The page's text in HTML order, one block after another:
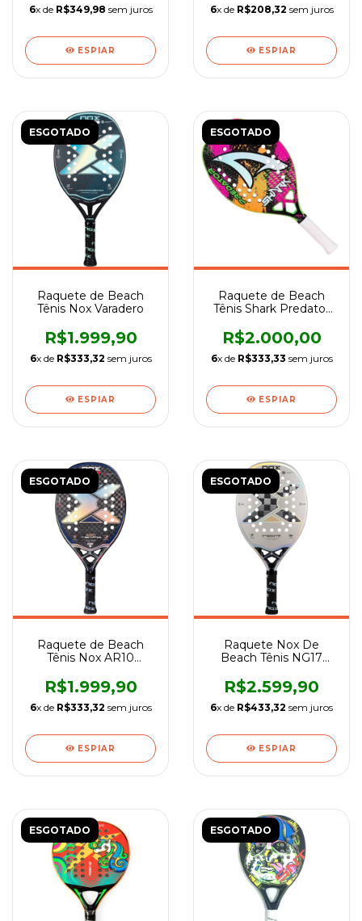
6x de R$349,98 sem juros
ESPIAR
6x de R$208,32 sem juros
ESPIAR
ESGOTADO
Raquete de Beach
Tênis Nox Varadero
R$1.999,90
6x de R$333,32 sem juros
ESPIAR
ESGOTADO
Raquete de Beach
Tênis Shark Predator
R$2.000,00
6x de R$333,33 sem juros
ESPIAR
ESGOTADO
Raquete de Beach
Tênis Nox AR10
R$1.999,90
6x de R$333,32 sem juros
ESPIAR
ESGOTADO
Raquete Nox De
Beach Tênis NG17
R$2.599,90
6x de R$433,32 sem juros
ESPIAR
ESGOTADO ESGOTADO